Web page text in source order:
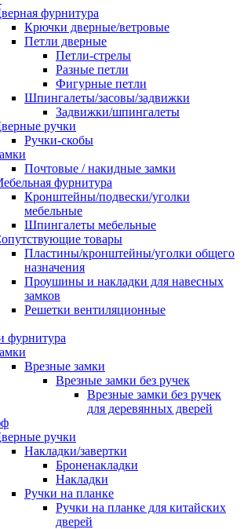
фурнитура
Крючки дверные/ветровые
Петли дверные
Петли-стрелы
Разные петли
Фигурные петли
Шпингалеты/засовы/задвижки
Задвижки/шпингалеты
ручки
Ручки-скобы
Почтовые / накидные замки
фурнитура
Кронштейны/подвески/уголки
мебельные
Шпингалеты мебельные
товары
Пластины/кронштейны/уголки общего
назначения
Проушины и накладки для навесных
замков
Решетки вентиляционные
фурнитура
Врезные замки
Врезные замки без ручек
Врезные замки без ручек
для деревянных дверей
ручки
Накладки/завертки
Броненакладки
Накладки
Ручки на планке
Ручки на планке для китайских
дверей